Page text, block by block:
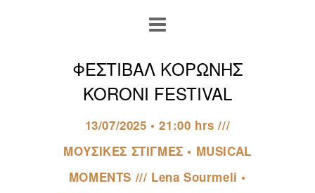
ΦΕΣΤΙΒΑΛ ΚΟΡΩΝΗΣ
KORONI FESTIVAL
13/07/2025 • 21:00 hrs ///
ΜΟΥΣΙΚΕΣ ΣΤΙΓΜΕΣ • MUSICAL
MOMENTS /// Lena Sourmeli •